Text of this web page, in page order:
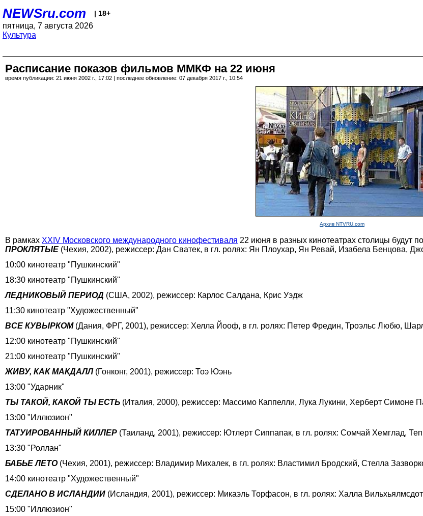
NEWSru.com | 18+
пятница, 7 августа 2026
Культура
Расписание показов фильмов ММКФ на 22 июня
время публикации: 21 июня 2002 г., 17:02 | последнее обновление: 07 декабря 2017 г., 10:54
Архив NTVRU.com
В рамках XXIV Московского международного кинофестиваля 22 июня в разных кинотеатрах столицы будут
ПРОКЛЯТЫЕ (Чехия, 2002), режиссер: Дан Сватек, в гл. ролях: Ян Плоухар, Ян Ревай, Изабела Бенцова,
10:00 кинотеатр "Пушкинский"
18:30 кинотеатр "Пушкинский"
ЛЕДНИКОВЫЙ ПЕРИОД (США, 2002), режиссер: Карлос Салдана, Крис Уэдж
11:30 кинотеатр "Художественный"
ВСЕ КУВЫРКОМ (Дания, ФРГ, 2001), режиссер: Хелла Йооф, в гл. ролях: Петер Фредин, Троэльс Любю,
12:00 кинотеатр "Пушкинский"
21:00 кинотеатр "Пушкинский"
ЖИВУ, КАК МАКДАЛЛ (Гонконг, 2001), режиссер: Тоэ Юэнь
13:00 "Ударник"
ТЫ ТАКОЙ, КАКОЙ ТЫ ЕСТЬ (Италия, 2000), режиссер: Массимо Каппелли, Лука Лукини, Херберт Симоне
13:00 "Иллюзион"
ТАТУИРОВАННЫЙ КИЛЛЕР (Таиланд, 2001), режиссер: Ютлерт Сиппапак, в гл. ролях: Сомчай Хемглад,
13:30 "Роллан"
БАБЬЕ ЛЕТО(Чехия, 2001), режиссер: Владимир Михалек, в гл. ролях: Властимил Бродский, Стелла
14:00 кинотеатр "Художественный"
СДЕЛАНО В ИСЛАНДИИ (Исландия, 2001), режиссер: Микаэль Торфасон, в гл. ролях: Халла
15:00 "Иллюзион"